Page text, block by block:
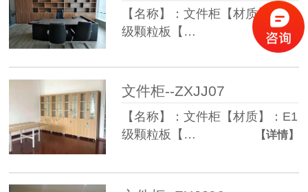
【名称】：文件柜【材质】：E1
级颗粒板【…
【详情】
文件柜--ZXJJ07
【名称】：文件柜【材质】：E1
级颗粒板【…
【详情】